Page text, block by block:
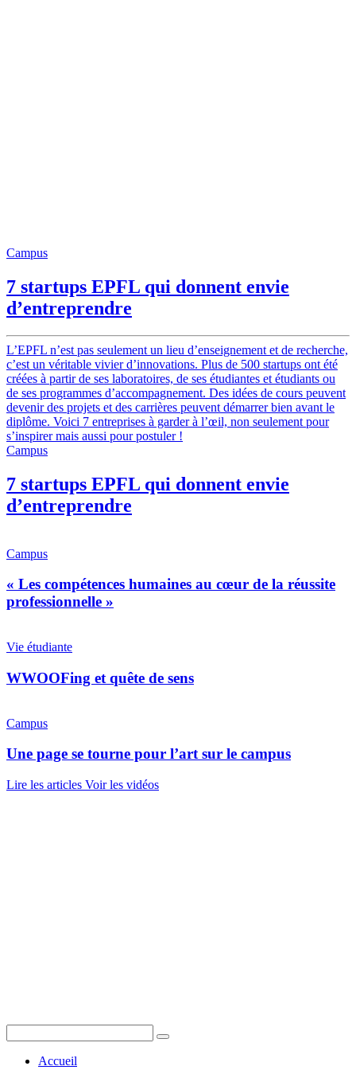
Campus
7 startups EPFL qui donnent envie
d’entreprendre
L’EPFL n’est pas seulement un lieu d’enseignement et de recherche,
c’est un véritable vivier d’innovations. Plus de 500 startups ont été
créées à partir de ses laboratoires, de ses étudiantes et étudiants ou
de ses programmes d’accompagnement. Des idées de cours peuvent
devenir des projets et des carrières peuvent démarrer bien avant le
diplôme. Voici 7 entreprises à garder à l’œil, non seulement pour
s’inspirer mais aussi pour postuler !
Campus
7 startups EPFL qui donnent envie
d’entreprendre
Campus
« Les compétences humaines au cœur de la réussite
professionnelle »
Vie étudiante
WWOOFing et quête de sens
Campus
Une page se tourne pour l’art sur le campus
Lire les articles Voir les vidéos
Accueil